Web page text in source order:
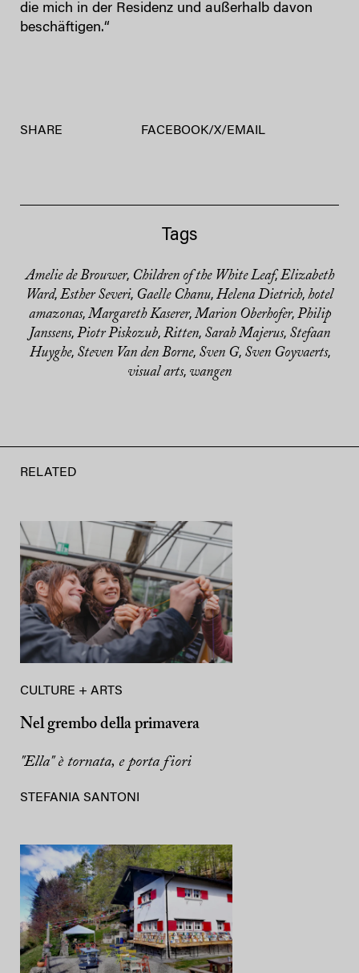
die mich in der Residenz und außerhalb davon
beschäftigen.“
SHARE FACEBOOK/X/ EMAIL
Tags
Amelie de Brouwer, Children of the White Leaf, Elizabeth
Ward, Esther Severi, Gaelle Chanu, Helena Dietrich, hotel
amazonas, Margareth Kaserer, Marion Oberhofer, Philip
Janssens, Piotr Piskozub, Ritten, Sarah Majerus, Stefaan
Huyghe, Steven Van den Borne, Sven G, Sven Goyvaerts,
visual arts, wangen
RELATED
CULTURE + ARTS
Nel grembo della primavera
"Ella" è tornata, e porta fiori
STEFANIA SANTONI